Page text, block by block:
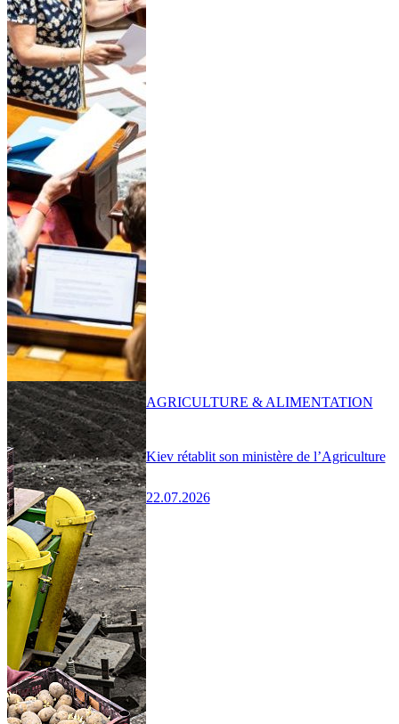
Kiev rétablit son ministère de l’Agriculture
22.07.2026
AGRICULTURE & ALIMENTATION